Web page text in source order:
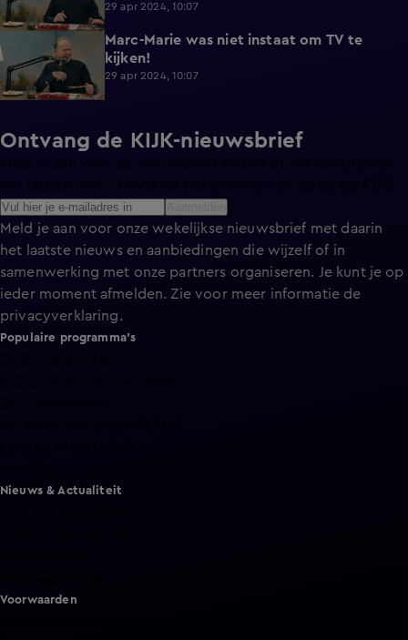
29 apr 2024, 10:07
Marc-Marie was niet instaat om TV te
kijken!
29 apr 2024, 10:07
Ontvang de KIJK-nieuwsbrief
Meld je aan voor de nieuwsbrief en blijf op de hoogte van
Meld je aan voor onze wekelijkse nieuwsbrief met daarin
het laatste nieuws en aanbiedingen die wijzelf of in
samenwerking met onze partners organiseren. Je kunt je op
ieder moment afmelden. Zie voor meer informatie de
privacyverklaring.
Populaire programma's
Nieuws & Actualiteit
Voorwaarden